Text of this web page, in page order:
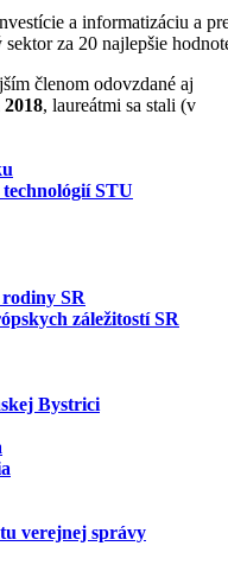
a informatizáciu a
za 20 najlepšie
členom odovzdané aj
, laureátmi sa stali (v
STU
SR
záležitostí SR
Bystrici
verejnej správy